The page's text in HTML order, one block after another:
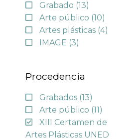
Grabado (13)
Arte público (10)
Artes plásticas (4)
IMAGE (3)
Procedencia
Grabados (13)
Arte público (11)
XIII Certamen de
Artes Plásticas UNED